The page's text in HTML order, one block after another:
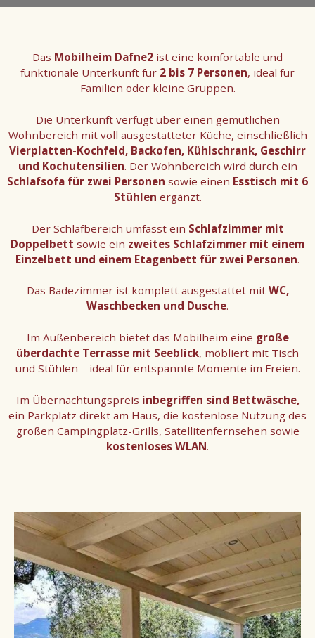
Das Mobilheim Dafne2 ist eine komfortable und
funktionale Unterkunft für 2 bis 7 Personen, ideal für
Familien oder kleine Gruppen.
Die Unterkunft verfügt über einen gemütlichen
Wohnbereich mit voll ausgestatteter Küche, einschließlich
Vierplatten-Kochfeld, Backofen, Kühlschrank, Geschirr
und Kochutensilien. Der Wohnbereich wird durch ein
Schlafsofa für zwei Personen sowie einen Esstisch mit 6
Stühlen ergänzt.
Der Schlafbereich umfasst ein Schlafzimmer mit
Doppelbett sowie ein zweites Schlafzimmer mit einem
Einzelbett und einem Etagenbett für zwei Personen.
Das Badezimmer ist komplett ausgestattet mit WC,
Waschbecken und Dusche.
Im Außenbereich bietet das Mobilheim eine große
überdachte Terrasse mit Seeblick, möbliert mit Tisch
und Stühlen – ideal für entspannte Momente im Freien.
Im Übernachtungspreis inbegriffen sind Bettwäsche,
ein Parkplatz direkt am Haus, die kostenlose Nutzung des
großen Campingplatz-Grills, Satellitenfernsehen sowie
kostenloses WLAN.